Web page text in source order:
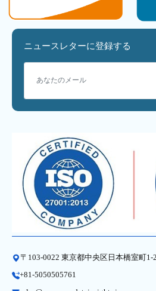
ニュースレターに登録する
〒103-0022 東京都中央区日本橋室町
+81-5050505761